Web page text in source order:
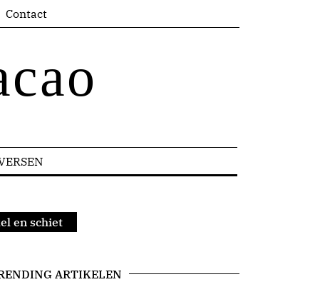
Contact
en schiet
ARTIKELEN